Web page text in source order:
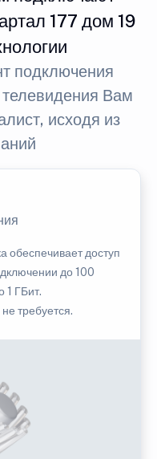
177 дом 19
подключения
Вам
исходя из
обеспечивает доступ
до 100
1 ГБит.
требуется.